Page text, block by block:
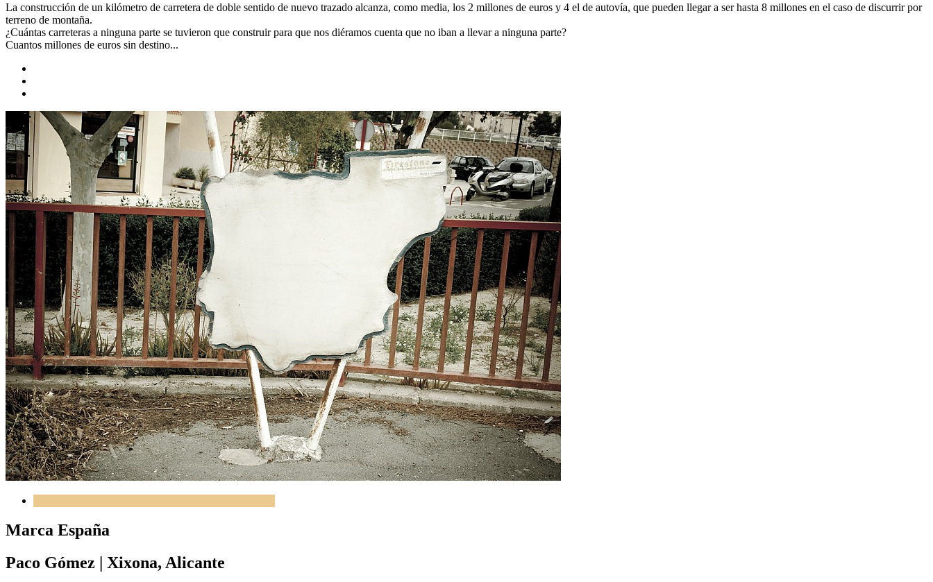
La construcción de un kilómetro de carretera de doble sentido de nuevo trazado alcanza, como media, los 2 millones de euros y 4 el de autovía, que pueden llegar a ser hasta 8 millones en el caso de discurrir por
terreno de montaña.
¿Cuántas carreteras a ninguna parte se tuvieron que construir para que nos diéramos cuenta que no iban a llevar a ninguna parte?
Cuantos millones de euros sin destino...
Marca España
Paco Gómez | Xixona, Alicante